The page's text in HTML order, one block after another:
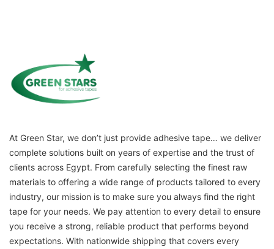
At Green Star, we don’t just provide adhesive tape… we deliver
complete solutions built on years of expertise and the trust of
clients across Egypt. From carefully selecting the finest raw
materials to offering a wide range of products tailored to every
industry, our mission is to make sure you always find the right
tape for your needs. We pay attention to every detail to ensure
you receive a strong, reliable product that performs beyond
expectations. With nationwide shipping that covers every